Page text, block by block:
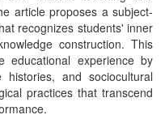
article proposes a subject-
recognizes students' inner
construction. This
educational experience by
histories, and sociocultural
practices that transcend